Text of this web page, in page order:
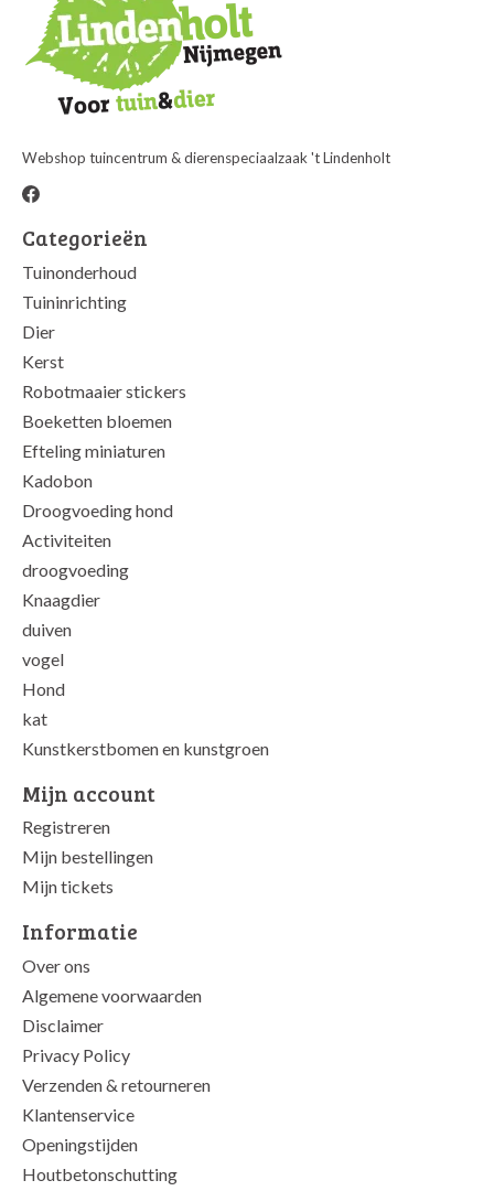
Webshop tuincentrum & dierenspeciaalzaak 't Lindenholt
Categorieën
Tuinonderhoud
Tuininrichting
Dier
Kerst
Robotmaaier stickers
Boeketten bloemen
Efteling miniaturen
Kadobon
Droogvoeding hond
Activiteiten
droogvoeding
Knaagdier
duiven
vogel
Hond
kat
Kunstkerstbomen en kunstgroen
Mijn account
Registreren
Mijn bestellingen
Mijn tickets
Informatie
Over ons
Algemene voorwaarden
Disclaimer
Privacy Policy
Verzenden & retourneren
Klantenservice
Openingstijden
Houtbetonschutting